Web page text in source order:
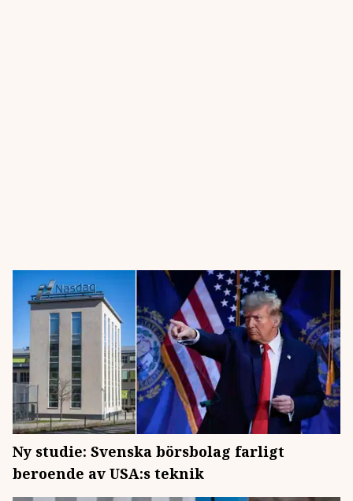
Ny studie: Svenska börsbolag farligt
beroende av USA:s teknik